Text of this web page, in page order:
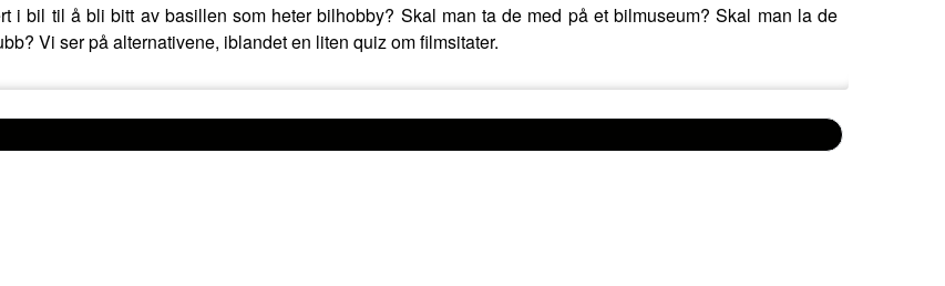
i bil til å bli bitt av basillen som heter bilhobby? Skal man ta de med på et bilmuseum? Skal man la de
Vi ser på alternativene, iblandet en liten quiz om filmsitater.